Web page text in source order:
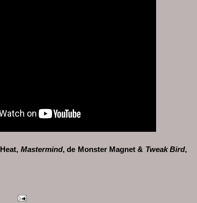
Mastermind, de Monster Magnet & Tweak Bird,